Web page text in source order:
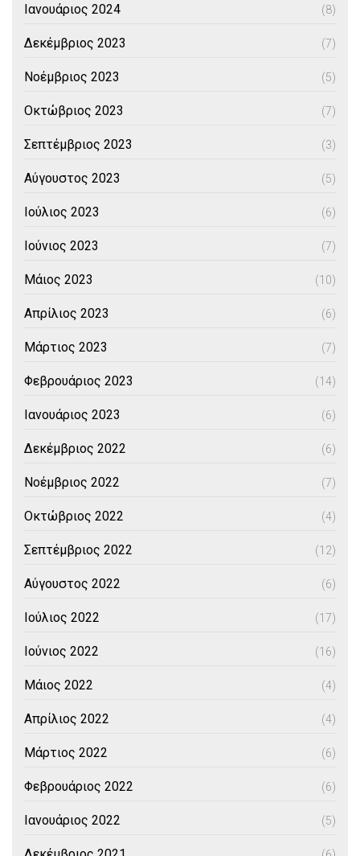
Ιανουάριος 2024 (8)
Δεκέμβριος 2023 (7)
Νοέμβριος 2023 (5)
Οκτώβριος 2023 (7)
Σεπτέμβριος 2023 (3)
Αύγουστος 2023 (5)
Ιούλιος 2023 (6)
Ιούνιος 2023 (7)
Μάιος 2023 (10)
Απρίλιος 2023 (6)
Μάρτιος 2023 (7)
Φεβρουάριος 2023 (14)
Ιανουάριος 2023 (6)
Δεκέμβριος 2022 (6)
Νοέμβριος 2022 (7)
Οκτώβριος 2022 (4)
Σεπτέμβριος 2022 (12)
Αύγουστος 2022 (6)
Ιούλιος 2022 (17)
Ιούνιος 2022 (16)
Μάιος 2022 (4)
Απρίλιος 2022 (4)
Μάρτιος 2022 (6)
Φεβρουάριος 2022 (6)
Ιανουάριος 2022 (5)